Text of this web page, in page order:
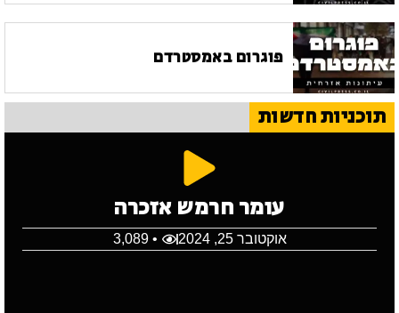
פוגרום באמסטרדם
תוכניות חדשות
עומר חרמש אזכרה
אוקטובר 25, 2024 • 3,089